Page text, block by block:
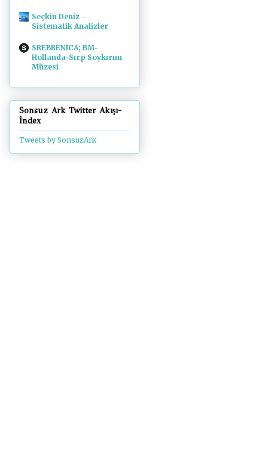
Seçkin Deniz -
Sistematik Analizler
SREBRENICA; BM-
Hollanda-Sırp Soykırım
Müzesi
Sonsuz Ark Twitter Akışı-
İndex
Tweets by SonsuzArk